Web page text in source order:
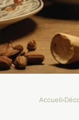
Accueil›